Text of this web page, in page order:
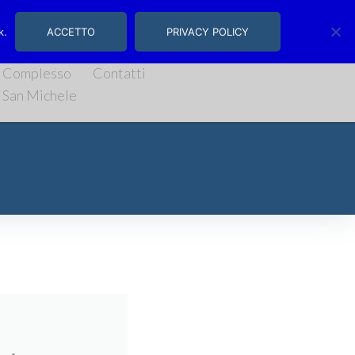
Complesso
San Michele
Contatti
ACCETTO PRIVACY POLICY